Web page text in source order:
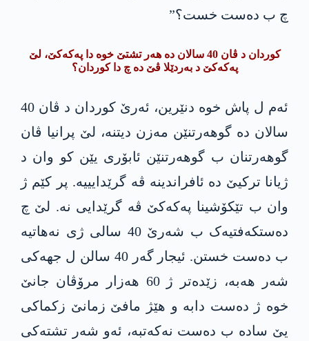
چ ب دەست خست؟”
کوردان د ڤان 40 سالان دە ھەر تشتێ خوە دا پەکەکێ، لێ
پەکەکێ د بەردێلا ڤێ دە چ دا کوردان؟
ئەم ل پاش خوە دنێرین، ئەرێ کوردان د ڤان 40
سالان دە گوھەرتنێن مەزن دیتنە، لێ پرانیا ڤان
گوھەرتنان ب گوھەرتنێن ئابۆری یێن کو وان د
ژیانا ترکیێ دە ئافراندینە ڤە گرێدایییە. پر کێم ژ
وان ب تێکۆشینا پەکەکێ ڤە گرێدایی نە. لێ چ
دەستکەفتیەک ب شەرێ 40 سالی ژی نەهاتیە
ب دەست خستن. ئیجار گەر 40 سالن ل جھەکی
شەر ھەبە، زێدەتر ژ 60 ھەزار مرۆڤان جانێ
خوە ژ دەست دابە و هێژ مافێ زمانێ زکماکی
یێ سادە ب دەست نەکەتبە، ئەو شەر تشتەکی